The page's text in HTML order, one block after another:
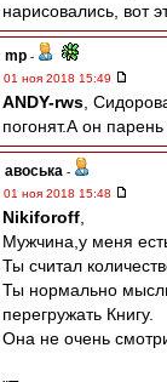
нарисовались, вот
mp -
01 ноя 2018 15:49
ANDY-rws ,
погонят.А он парень
авоська -
01 ноя 2018 15:48
Nikiforoff
Мужчина,у меня
Ты считал
Ты нормально
перегружать Книгу.
Она не очень